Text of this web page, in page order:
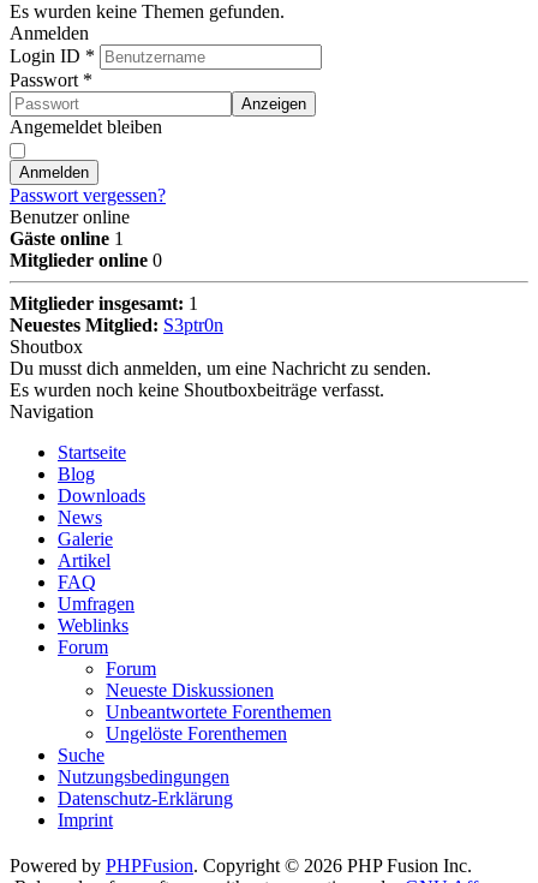
Es wurden keine Themen gefunden.
Anmelden
Login ID *
Passwort*
Anzeigen
Angemeldet bleiben
Anmelden
Passwort vergessen?
Benutzer online
Gäste online 1
Mitglieder online 0
Mitglieder insgesamt: 1
Neuestes Mitglied: S3ptr0n
Shoutbox
Du musst dich anmelden, um eine Nachricht zu senden.
Es wurden noch keine Shoutboxbeiträge verfasst.
Navigation
Startseite
Blog
Downloads
News
Galerie
Artikel
FAQ
Umfragen
Weblinks
Forum
Forum
Neueste Diskussionen
Unbeantwortete Forenthemen
Ungelöste Forenthemen
Suche
Nutzungsbedingungen
Datenschutz-Erklärung
Imprint
Powered by PHPFusion. Copyright © 2026 PHP Fusion Inc.